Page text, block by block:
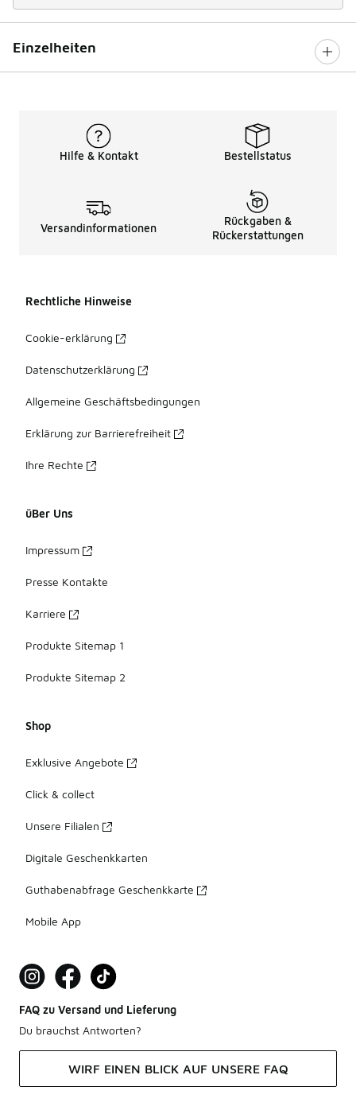
Einzelheiten
Hilfe & Kontakt Bestellstatus
Versandinformationen
Rückgaben &
Rückerstattungen
Rechtliche Hinweise
Cookie-erklärung
Datenschutzerklärung
Allgemeine Geschäftsbedingungen
Erklärung zur Barrierefreiheit
Ihre Rechte
üBer Uns
Impressum
Presse Kontakte
Karriere
Produkte Sitemap 1
Produkte Sitemap 2
Shop
Exklusive Angebote
Click & collect
Unsere Filialen
Digitale Geschenkkarten
Guthabenabfrage Geschenkkarte
Mobile App
FAQ zu Versand und Lieferung
Du brauchst Antworten?
WIRF EINEN BLICK AUF UNSERE FAQ